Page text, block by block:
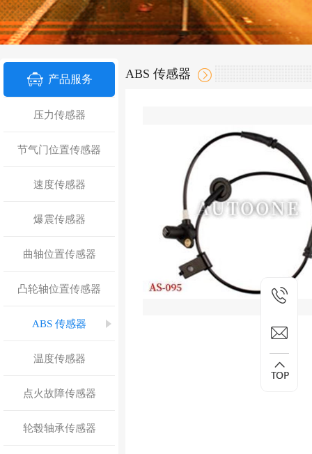
产品服务
压力传感器
节气门位置传感器
速度传感器
爆震传感器
曲轴位置传感器
凸轮轴位置传感器
ABS 传感器
温度传感器
点火故障传感器
轮毂轴承传感器
ABS 传感器